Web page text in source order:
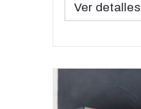
Ver detalles